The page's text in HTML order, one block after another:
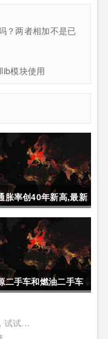
？两者相加不是已
模块使用
胀率创40年新高,最新
态
二手车和燃油二手车
飞猪、美团抢到的环球影城被退票，试试官方APP